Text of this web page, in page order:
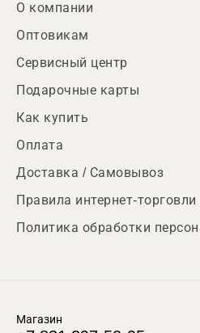
О компании
Оптовикам
Сервисный центр
Подарочные карты
Как купить
Оплата
Доставка / Самовывоз
Правила интернет-торговли
Политика обработки
Магазин